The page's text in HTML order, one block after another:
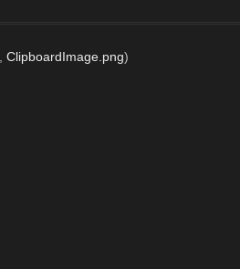
ClipboardImage.png)